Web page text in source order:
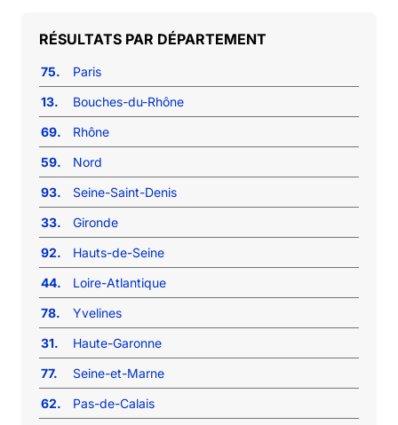
RÉSULTATS PAR DÉPARTEMENT
75.
Paris
13.
Bouches-du-Rhône
69.
Rhône
59.
Nord
93.
Seine-Saint-Denis
33.
Gironde
92.
Hauts-de-Seine
44.
Loire-Atlantique
78.
Yvelines
31.
Haute-Garonne
77.
Seine-et-Marne
62.
Pas-de-Calais